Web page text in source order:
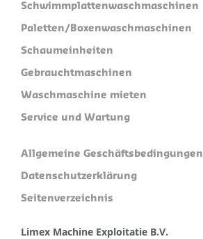
Schwimmplattenwaschmaschinen
Paletten/Boxenwaschmaschinen
Schaumeinheiten
Gebrauchtmaschinen
Waschmaschine mieten
Service und Wartung
Allgemeine Geschäftsbedingungen
Datenschutzerklärung
Seitenverzeichnis
Limex Machine Exploitatie B.V.